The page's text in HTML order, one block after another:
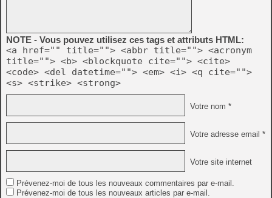
NOTE - Vous pouvez utilisez ces tags et attributs HTML:
<a href="" title=""> <abbr title=""> <acronym
title=""> <b> <blockquote cite=""> <cite>
<code> <del datetime=""> <em> <i> <q cite="">
<s> <strike> <strong>
Votre nom *
Votre adresse email *
Votre site internet
Prévenez-moi de tous les nouveaux commentaires par e-mail.
Prévenez-moi de tous les nouveaux articles par e-mail.